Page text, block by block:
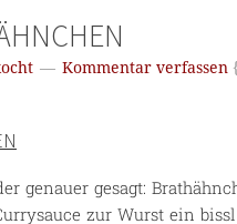
Kommentar verfassen
genauer gesagt:
zur Wurst ein